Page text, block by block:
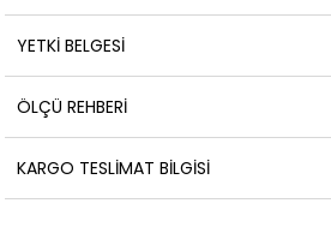
YETKİ BELGESİ
ÖLÇÜ REHBERI
KARGO TESLIMAT BILGISI